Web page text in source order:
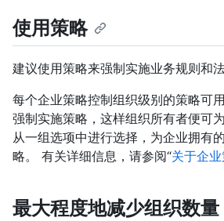
使用策略
建议使用策略来强制实施业务规则和法
每个企业策略控制组织级别的策略可
强制实施策略，这样组织所有者便可
从一组选项中进行选择，为企业拥有
略。 有关详细信息，请参阅“关于企
最大程度地减少组织数量